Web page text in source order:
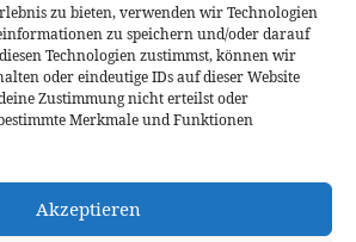
zu bieten, verwenden wir Technologien
zu speichern und/oder darauf
Technologien zustimmst, können wir
oder eindeutige IDs auf dieser Website
Zustimmung nicht erteilst oder
Merkmale und Funktionen
Akzeptieren
Videobearbeitung
YouTube-Kanal YouTube-Videos
Cookie Richtlinie